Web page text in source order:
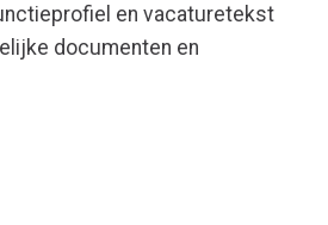
en vacaturetekst
documenten en